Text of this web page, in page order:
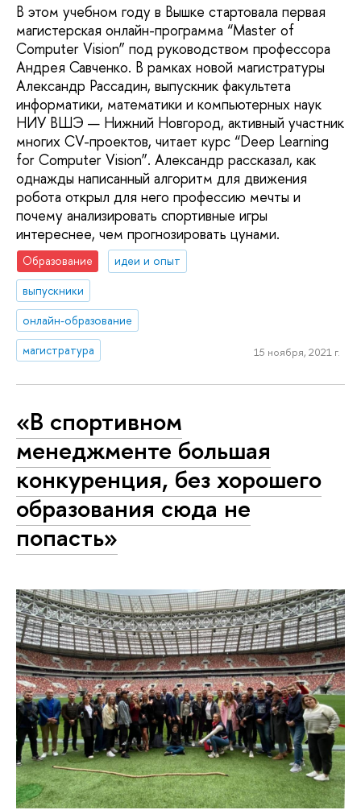
В этом учебном году в Вышке стартовала первая
магистерская онлайн-программа “Master of
Computer Vision” под руководством профессора
Андрея Савченко. В рамках новой магистратуры
Александр Рассадин, выпускник факультета
информатики, математики и компьютерных наук
НИУ ВШЭ — Нижний Новгород, активный участник
многих CV-проектов, читает курс “Deep Learning
for Сomputer Vision”. Александр рассказал, как
однажды написанный алгоритм для движения
робота открыл для него профессию мечты и
почему анализировать спортивные игры
интереснее, чем прогнозировать цунами.
Образование
идеи и опыт
выпускники
онлайн-образование
магистратура
15 ноября, 2021 г.
«В спортивном
менеджменте большая
конкуренция, без хорошего
образования сюда не
попасть»